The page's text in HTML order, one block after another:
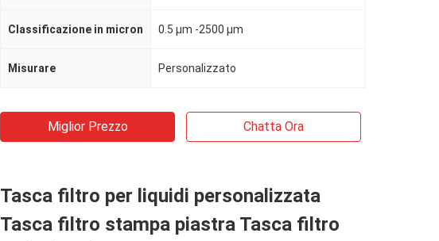
Classificazione in micron 0.5 μm -2500 μm
Misurare Personalizzato
Miglior Prezzo Chatta Ora
Tasca filtro per liquidi personalizzata
Tasca filtro stampa piastra Tasca filtro